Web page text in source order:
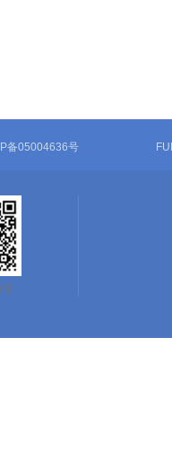
备05004636号
信